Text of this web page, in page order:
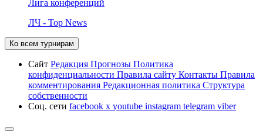
Лига конференций
ЛЧ - Top News
Ко всем турнирам
Сайт Редакция Прогнозы Политика
конфиденциальности Правила сайту Контакты Правила
комментирования Редакционная политика Структура
собственности
Соц. сети facebook x youtube instagram telegram viber